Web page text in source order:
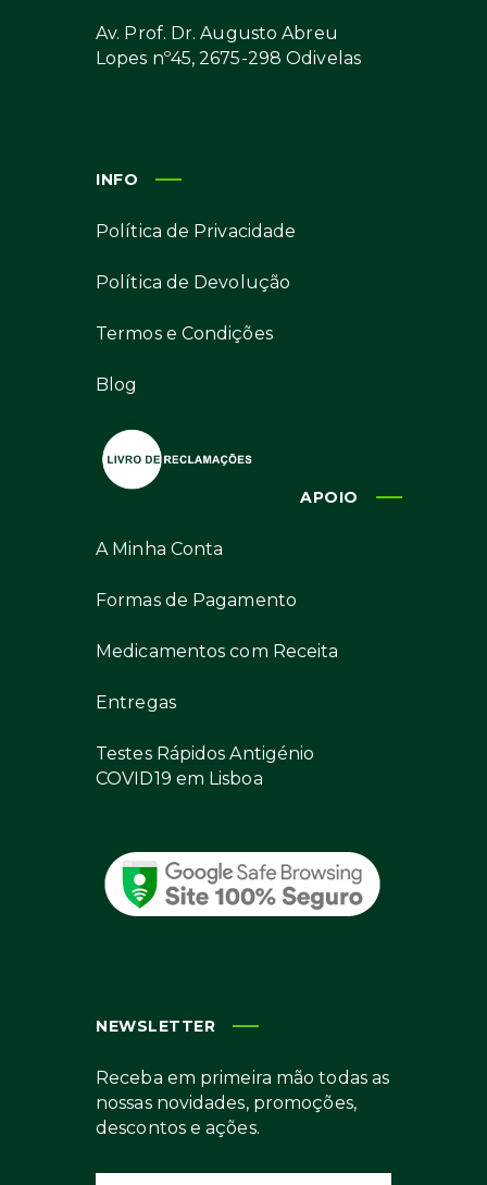
Av. Prof. Dr. Augusto Abreu
Lopes nº45, 2675-298 Odivelas
INFO
Política de Privacidade
Política de Devolução
Termos e Condições
Blog
APOIO
A Minha Conta
Formas de Pagamento
Medicamentos com Receita
Entregas
Testes Rápidos Antigénio
COVID19 em Lisboa
NEWSLETTER
Receba em primeira mão todas as
nossas novidades, promoções,
descontos e ações.